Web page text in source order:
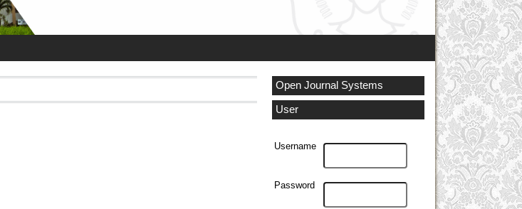
Open Journal Systems
User
Username
Password